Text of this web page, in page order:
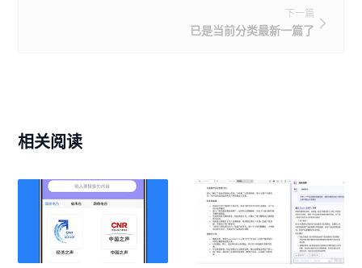
下一篇
已是当前分类最新一篇了
相关阅读